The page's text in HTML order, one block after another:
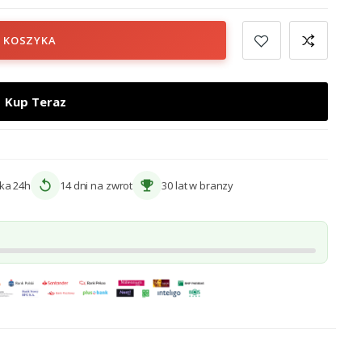
KOSZYKA
Kup Teraz
24h replay 14 dni na zwrot emoji_events 30 lat w branzy